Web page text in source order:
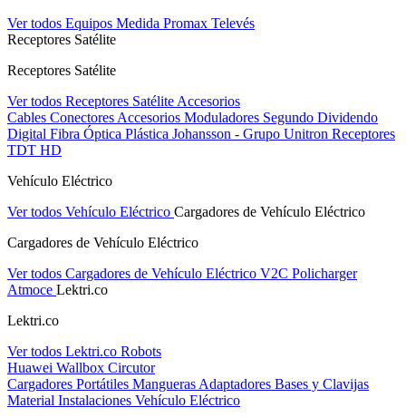
Ver todos Equipos Medida Promax Televés
Receptores Satélite
Receptores Satélite
Ver todos Receptores Satélite Accesorios
Cables Conectores Accesorios Moduladores Segundo Dividendo
Digital Fibra Óptica Plástica Johansson - Grupo Unitron Receptores
TDT HD
Vehículo Eléctrico
Ver todos Vehículo Eléctrico Cargadores de Vehículo Eléctrico
Cargadores de Vehículo Eléctrico
Ver todos Cargadores de Vehículo Eléctrico V2C Policharger
Atmoce Lektri.co
Lektri.co
Ver todos Lektri.co Robots
Huawei Wallbox Circutor
Cargadores Portátiles Mangueras Adaptadores Bases y Clavijas
Material Instalaciones Vehículo Eléctrico